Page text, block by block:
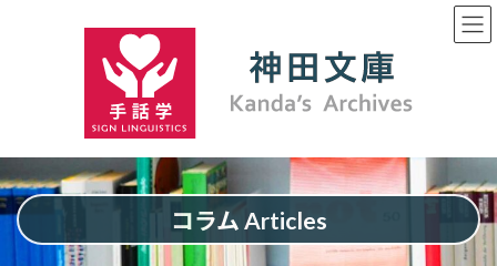
ッ
プ
移
動
コラム Articles